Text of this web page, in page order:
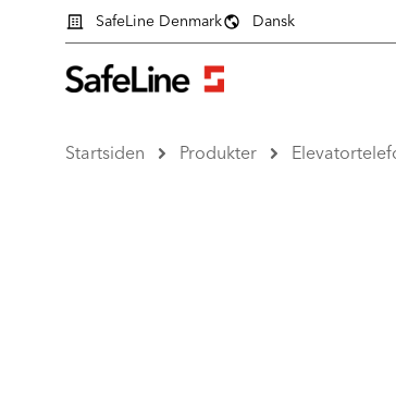
SafeLine Denmark Dansk
Startsiden Produkter